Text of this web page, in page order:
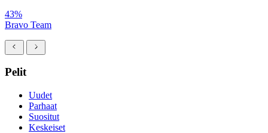
43%
Bravo Team
Pelit
Uudet
Parhaat
Suositut
Keskeiset